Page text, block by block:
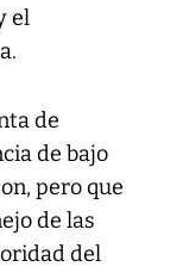
el
de
de bajo
pero que
de las
del